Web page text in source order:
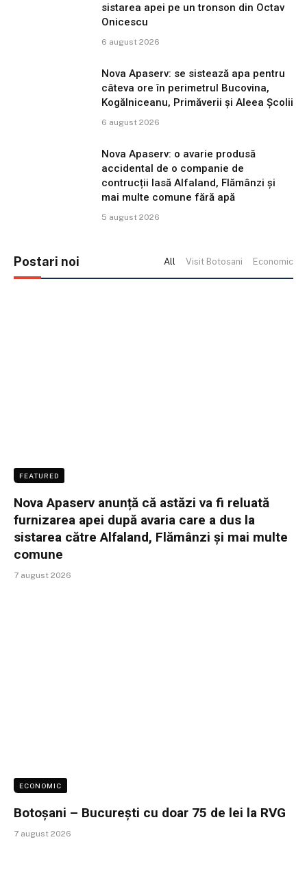
sistarea apei pe un tronson din Octav
Onicescu
6 august 2026
Nova Apaserv: se sistează apa pentru
câteva ore în perimetrul Bucovina,
Kogălniceanu, Primăverii și Aleea Școlii
6 august 2026
Nova Apaserv: o avarie produsă
accidental de o companie de
contrucții lasă Alfaland, Flămânzi și
mai multe comune fără apă
5 august 2026
Postari noi All Visit Botosani Economic
FEATURED
Nova Apaserv anunță că astăzi va fi reluată
furnizarea apei după avaria care a dus la
sistarea către Alfaland, Flămânzi și mai multe
comune
7 august 2026
ECONOMIC
Botoșani – București cu doar 75 de lei la RVG
7 august 2026